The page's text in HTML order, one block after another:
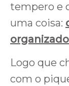
tempero e
uma coisa:
Logo que
com o